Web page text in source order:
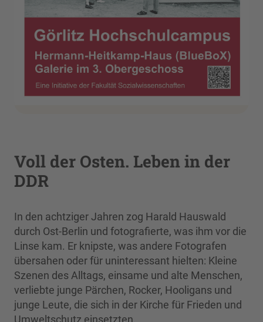
Voll der Osten. Leben in der
DDR
In den achtziger Jahren zog Harald Hauswald
durch Ost-Berlin und fotografierte, was ihm vor die
Linse kam. Er knipste, was andere Fotografen
übersahen oder für uninteressant hielten: Kleine
Szenen des Alltags, einsame und alte Menschen,
verliebte junge Pärchen, Rocker, Hooligans und
junge Leute, die sich in der Kirche für Frieden und